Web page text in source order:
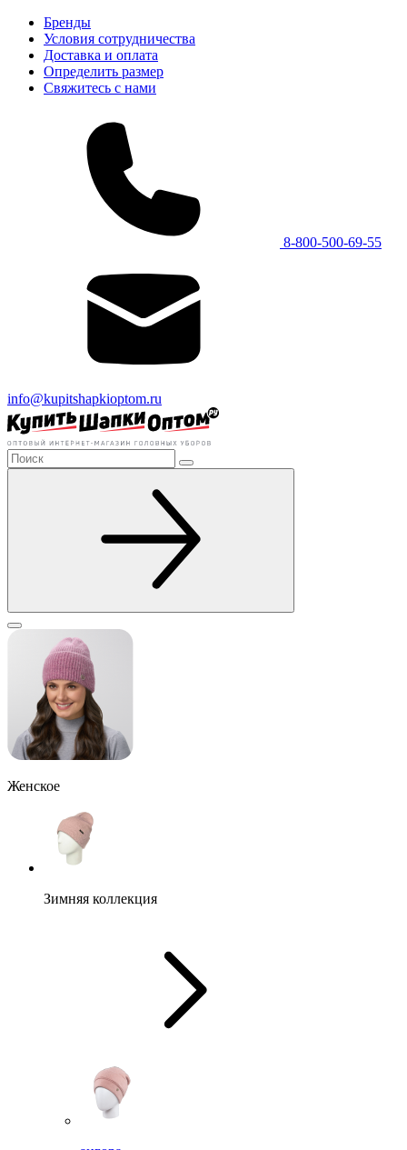
Бренды
Условия сотрудничества
Доставка и оплата
Определить размер
Свяжитесь с нами
8-800-500-69-55
info@kupitshapkioptom.ru
Женское
Зимняя коллекция